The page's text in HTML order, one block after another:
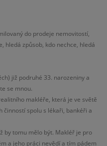
do prodeje nemovitostí,
hledá způsob, kdo nechce, hledá
již podruhé 33. narozeniny a
se mnou.
makléře, která je ve světě
činností spolu s lékaři, bankéři a
by tomu mělo být. Makléř je pro
a jeho práci nevědí a tím pádem